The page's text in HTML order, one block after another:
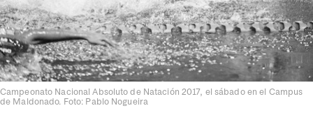
Campeonato Nacional Absoluto de Natación 2017, el sábado en el Campus
de Maldonado. Foto: Pablo Nogueira